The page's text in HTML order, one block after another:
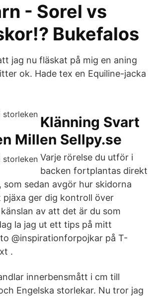
- Sorel vs
Bukefalos
jag nu fläskat på mig en aning
ok. Hade tex en Equiline-jacka
Klänning Svart
Millen Sellpy.se
Varje rörelse du utför i
backen fortplantas direkt
som sedan avgör hur skidorna
pjäxa ger dig kontroll över
av att det är du som
la jag ut ett tips på mitt
@inspirationforpojkar på T-
.
innerbensmått i cm till
Engelska storlekar. Nu tror jag